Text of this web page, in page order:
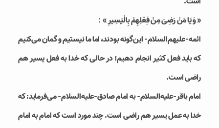
« وَ يَا مَنْ رَضِىَ مِنْ فِعْلِهِمْ بِالْيَسِيرِ »：
ائمه-علیهم‌السلام- این‌گونه بودند، اما ما نیستیم و گمان می‌کنیم
که باید فعل کثیر انجام دهیم؛ در حالی که خدا به فعل یسیر هم
راضی است.
امام باقر-علیه‌السلام- به امام صادق-علیه‌السلام- می‌فرماید: که
خدا به عمل یسیر هم راضی است. چند مورد است که امام به امام